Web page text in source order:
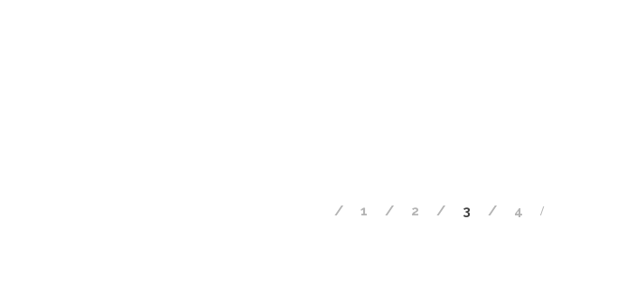
1 2 3 4